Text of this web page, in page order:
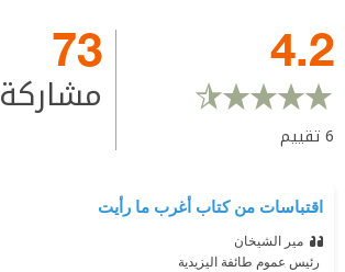
4.2
6تقييم
73
مشاركة
اقتباسات من كتاب أغرب ما رأيت
مير الشيخان
‫ رئيس عموم طائفة اليزيدية